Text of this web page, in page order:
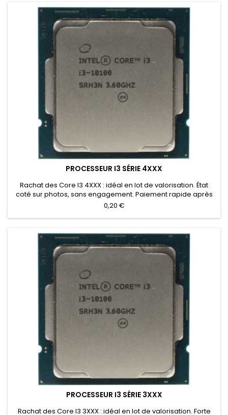
PROCESSEUR I3 SÉRIE 4XXX
Rachat des Core I3 4XXX : idéal en lot de valorisation. État
coté sur photos, sans engagement. Paiement rapide après
contrôle.
0,20 €
PROCESSEUR I3 SÉRIE 3XXX
Rachat des Core I3 3XXX : idéal en lot de valorisation. Forte